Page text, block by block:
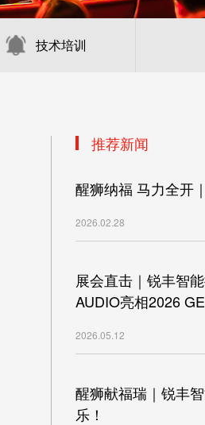
技术培训
推荐新闻
醒狮纳福 马力全开
2026.02.28
展会直击｜锐丰智
AUDIO亮相2026
2026.05.12
醒狮献福瑞｜锐丰
乐！